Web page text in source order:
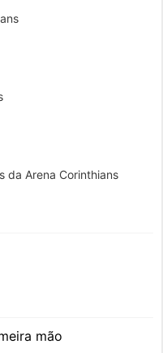
da Arena Corinthians
mão